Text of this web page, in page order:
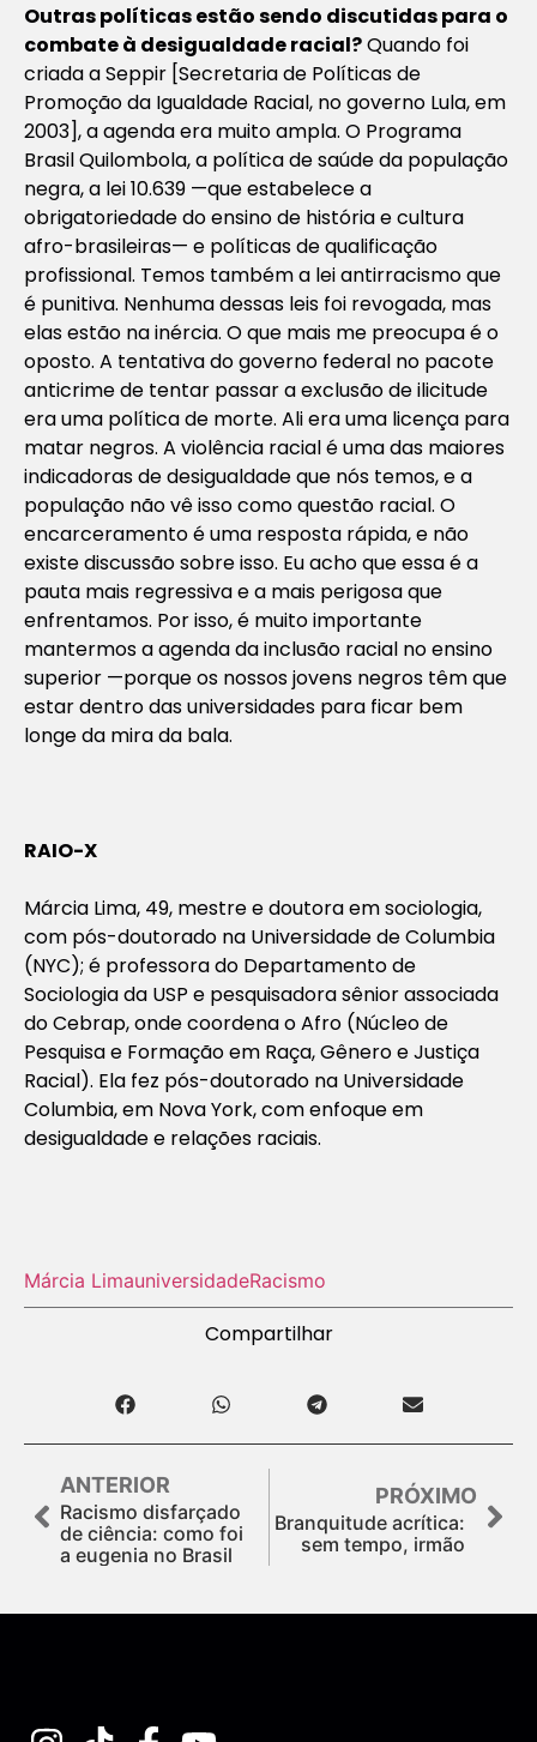
Outras políticas estão sendo discutidas para o
combate à desigualdaderacial?Quando foi
criada a Seppir [Secretaria de Políticas de
Promoção da Igualdade Racial, no governo Lula, em
2003], a agenda era muito ampla. O Programa
Brasil Quilombola, a política de saúde da população
negra, a lei 10.639 —que estabelece a
obrigatoriedade do ensino de história e cultura
afro-brasileiras— e políticas de qualificação
profissional. Temos também a lei antirracismo que
é punitiva. Nenhuma dessas leis foi revogada, mas
elas estão na inércia. O que mais me preocupa é o
oposto. A tentativa do governo federal no pacote
anticrime de tentar passar a exclusão de ilicitude
era uma política de morte. Ali era uma licença para
matar negros. A violência racial é uma das maiores
indicadoras de desigualdade que nós temos, e a
população não vê isso como questão racial. O
encarceramento é uma resposta rápida, e não
existe discussão sobre isso. Eu acho que essa é a
pauta mais regressiva e a mais perigosa que
enfrentamos. Por isso, é muito importante
mantermos a agenda da inclusão racial no ensino
superior —porque os nossos jovens negros têm que
estar dentro das universidades para ficar bem
longe da mira da bala.
RAIO-X
Márcia Lima, 49, mestre e doutora em sociologia,
com pós-doutorado na Universidade de Columbia
(NYC); é professora do Departamento de
Sociologia da USP e pesquisadora sênior associada
do Cebrap, onde coordena o Afro (Núcleo de
Pesquisa e Formação em Raça, Gênero e Justiça
Racial). Ela fez pós-doutorado na Universidade
Columbia, em Nova York, com enfoque em
desigualdade e relações raciais.
Márcia LimauniversidadeRacismo
Compartilhar
ANTERIOR
Racismo disfarçado
de ciência: como foi
a eugenia no Brasil
PRÓXIMO
Branquitude acrítica:
sem tempo, irmão